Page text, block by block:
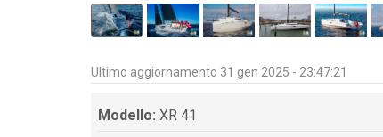
Ultimo aggiornamento 31 gen 2025 - 23:47:21
Modello: XR 41